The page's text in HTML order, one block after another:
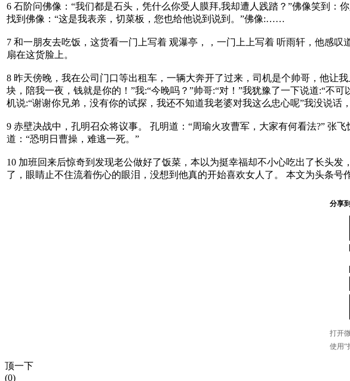
6 石阶问佛像：“我们都是石头，凭什么你受人膜拜,我却遭人践踏？”佛像笑到
找到佛像：“这是我表亲，切菜板，您也给他说到说到。”佛像:……
7 和一朋友去吃饭，这货看一门上写着 观瀑亭，，一门上上写着 听雨轩，他感
扇在这货脸上。
8 昨天傍晚，我在公司门口等出租车，一辆大奔开了过来，司机是个帅哥，他让
块，陪我一夜，钱就是你的！”我:“今晚吗？”帅哥:“对！”我犹豫了一下说道:“
机说:“谢谢你兄弟，没有你的试探，我还不知道我老婆对我这么忠心呢”我没说话
9 赤壁决战中，孔明召众将议事。 孔明道：“周瑜火攻曹军，大家有何看法?” 张
道：“恐明日曹操，难逃一死。”
10 加班回来后惊奇到发现老公做好了饭菜，本以为挺幸福却不小心吃出了长头
了，眼睛止不住流着伤心的眼泪，没想到他真的开始喜欢女人了。 本文为头条号
顶一下
(0)